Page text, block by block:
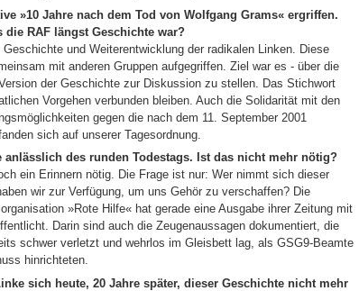
»10 Jahre nach dem Tod von Wolfgang Grams« ergriffen.
RAF längst Geschichte war?
und Weiterentwicklung der radikalen Linken. Diese
mit anderen Gruppen aufgegriffen. Ziel war es - über die
der Geschichte zur Diskussion zu stellen. Das Stichwort
Vorgehen verbunden bleiben. Auch die Solidarität mit den
gegen die nach dem 11. September 2001
sich auf unserer Tagesordnung.
anlässlich des runden Todestags. Ist das nicht mehr nötig?
ein Erinnern nötig. Die Frage ist nur: Wer nimmt sich dieser
wir zur Verfügung, um uns Gehör zu verschaffen? Die
»Rote Hilfe« hat gerade eine Ausgabe ihrer Zeitung mit
Darin sind auch die Zeugenaussagen dokumentiert, die
schwer verletzt und wehrlos im Gleisbett lag, als GSG9-Beamte
hinrichteten.
sich heute, 20 Jahre später, dieser Geschichte nicht mehr